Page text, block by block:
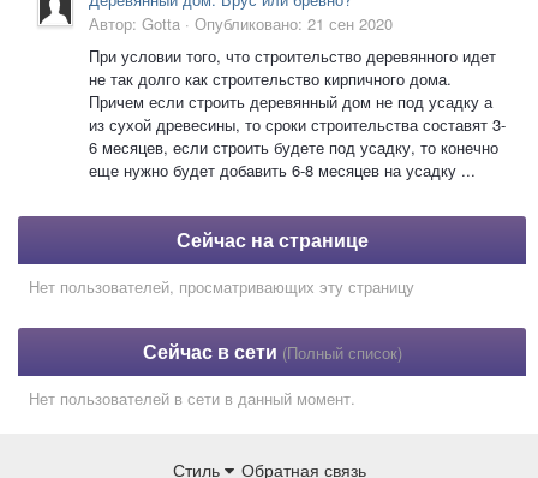
Автор: Gotta · Опубликовано: 21 сен 2020
При условии того, что строительство деревянного идет
не так долго как строительство кирпичного дома.
Причем если строить деревянный дом не под усадку а
из сухой древесины, то сроки строительства составят 3-
6 месяцев, если строить будете под усадку, то конечно
еще нужно будет добавить 6-8 месяцев на усадку ...
Сейчас на странице
Нет пользователей, просматривающих эту страницу
Сейчас в сети (Полный список)
Нет пользователей в сети в данный момент.
Стиль Обратная связь